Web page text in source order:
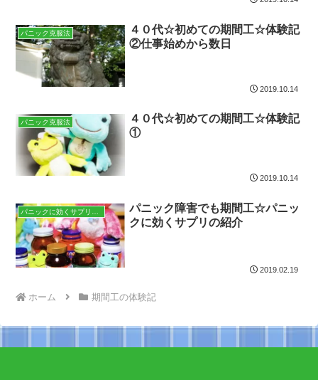
パニック克服法
４０代☆初めての期間工☆体験記
②仕事始めから数日
2019.10.14
パニック克服法
４０代☆初めての期間工☆体験記
①
2019.10.14
パニック障害でも期間工☆パニッ
クに効くサプリの紹介
2019.02.19
ホーム 期間工の体験記